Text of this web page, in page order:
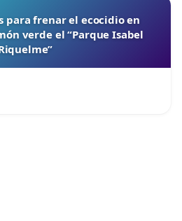
para frenar el ecocidio en
verde el “Parque Isabel